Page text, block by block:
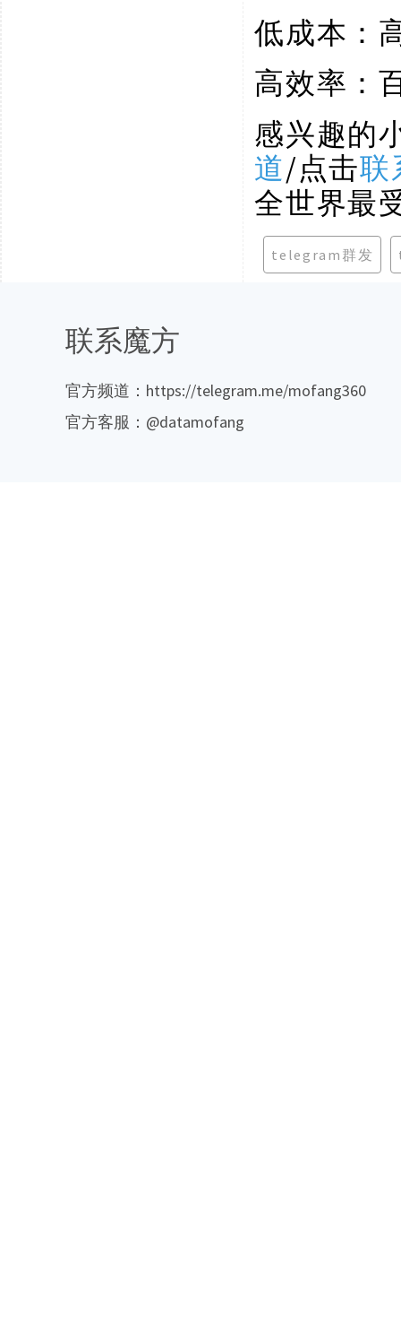
低成本：
高效率：
感兴趣的
道/点击联
全世界最
telegram群发
联系魔方
官方频道：https://telegram.me/mofang360
官方客服：@datamofang